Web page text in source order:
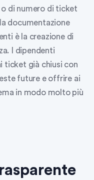
di numero di ticket
documentazione
è la creazione di
I dipendenti
ticket già chiusi con
future e offrire ai
in modo molto più